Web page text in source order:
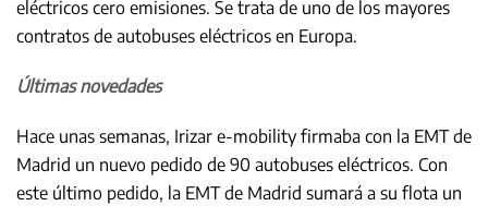
eléctricos cero emisiones. Se trata de uno de los mayores
contratos de autobuses eléctricos en Europa.
Últimas novedades
Hace unas semanas, Irizar e-mobility firmaba con la EMT de
Madrid un nuevo pedido de 90 autobuses eléctricos. Con
este último pedido, la EMT de Madrid sumará a su flota un